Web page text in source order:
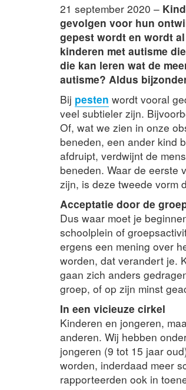
21 september 2020 –
gevolgen voor hun
gepest wordt en wordt
kinderen met autisme
die kan leren wat de
autisme? Aldus
Bij pesten wordt vooral
veel subtieler zijn.
Of, wat we zien in onze
beneden, een ander kind
afdruipt, verdwijnt de
beneden. Waar de eerste
zijn, is deze tweede vorm
Acceptatie door de
Dus waar moet je
schoolplein of
ergens een mening over
worden, dat verandert je.
gaan zich anders
groep, of op zijn minst
In een vicieuze cirkel
Kinderen en jongeren,
anderen. Wij hebben
jongeren (9 tot 15 jaar
worden, inderdaad meer
rapporteerden ook in